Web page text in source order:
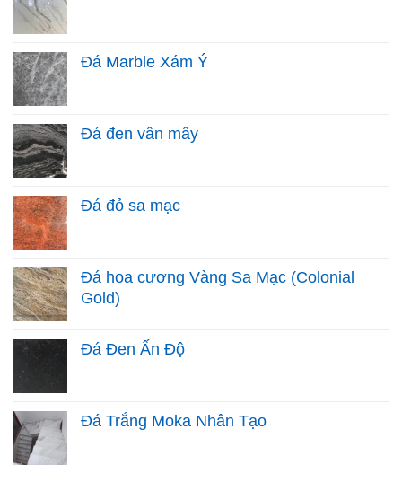
Đá Marble Xám Ý
Đá đen vân mây
Đá đỏ sa mạc
Đá hoa cương Vàng Sa Mạc (Colonial
Gold)
Đá Đen Ấn Độ
Đá Trắng Moka Nhân Tạo